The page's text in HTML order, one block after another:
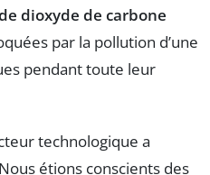
dioxyde de carbone
par la pollution d’une
pendant toute leur
technologique a
étions conscients des